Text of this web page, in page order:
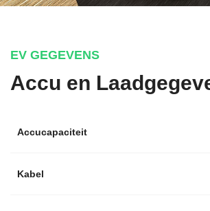
EV GEGEVENS
Accu en
Accucapaciteit
Kabel